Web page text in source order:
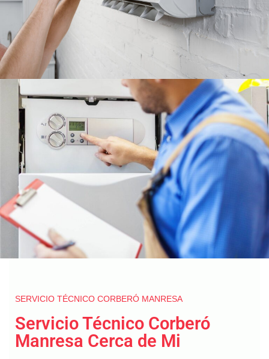
SERVICIO TÉCNICO CORBERÓ MANRESA
Servicio Técnico Corberó
Manresa Cerca de Mi